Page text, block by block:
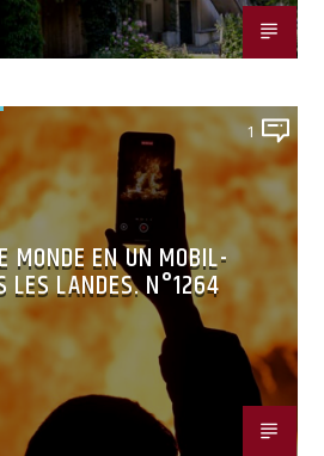
1
MONDE EN UN MOBIL-
LES LANDES. N°1264